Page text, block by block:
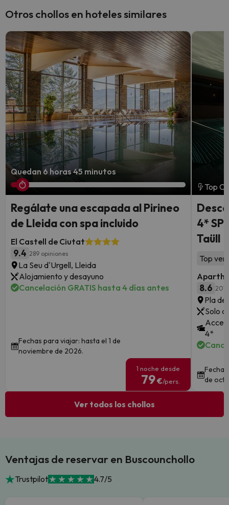
Otros chollos en hoteles similares
Quedan 6 horas 45 minutos
Regálate una escapada al Pirineo
de Lleida con spa incluido
El Castell de Ciutat
9.4 289 opiniones
La Seu d'Urgell, Lleida
Alojamiento y desayuno
Cancelación GRATIS hasta 4 días antes
Fechas para viajar: hasta el 1 de
noviembre de 2026.
1 noche desde
79€/pers.
Top
4*
Taüll
Top
8.6
Pla
Solo
4*
de
Ver todos los chollos
Ventajas de reservar en Buscounchollo
Trustpilot 4.7/5